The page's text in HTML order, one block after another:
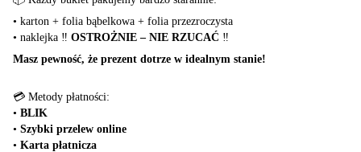
• karton + folia bąbelkowa + folia przezroczysta
• naklejka ‼️ OSTROŻNIE – NIE RZUCAĆ ‼️
Masz pewność, że prezent dotrze w idealnym stanie!
💳 Metody płatności:
• BLIK
• Szybki przelew online
• Karta płatnicza